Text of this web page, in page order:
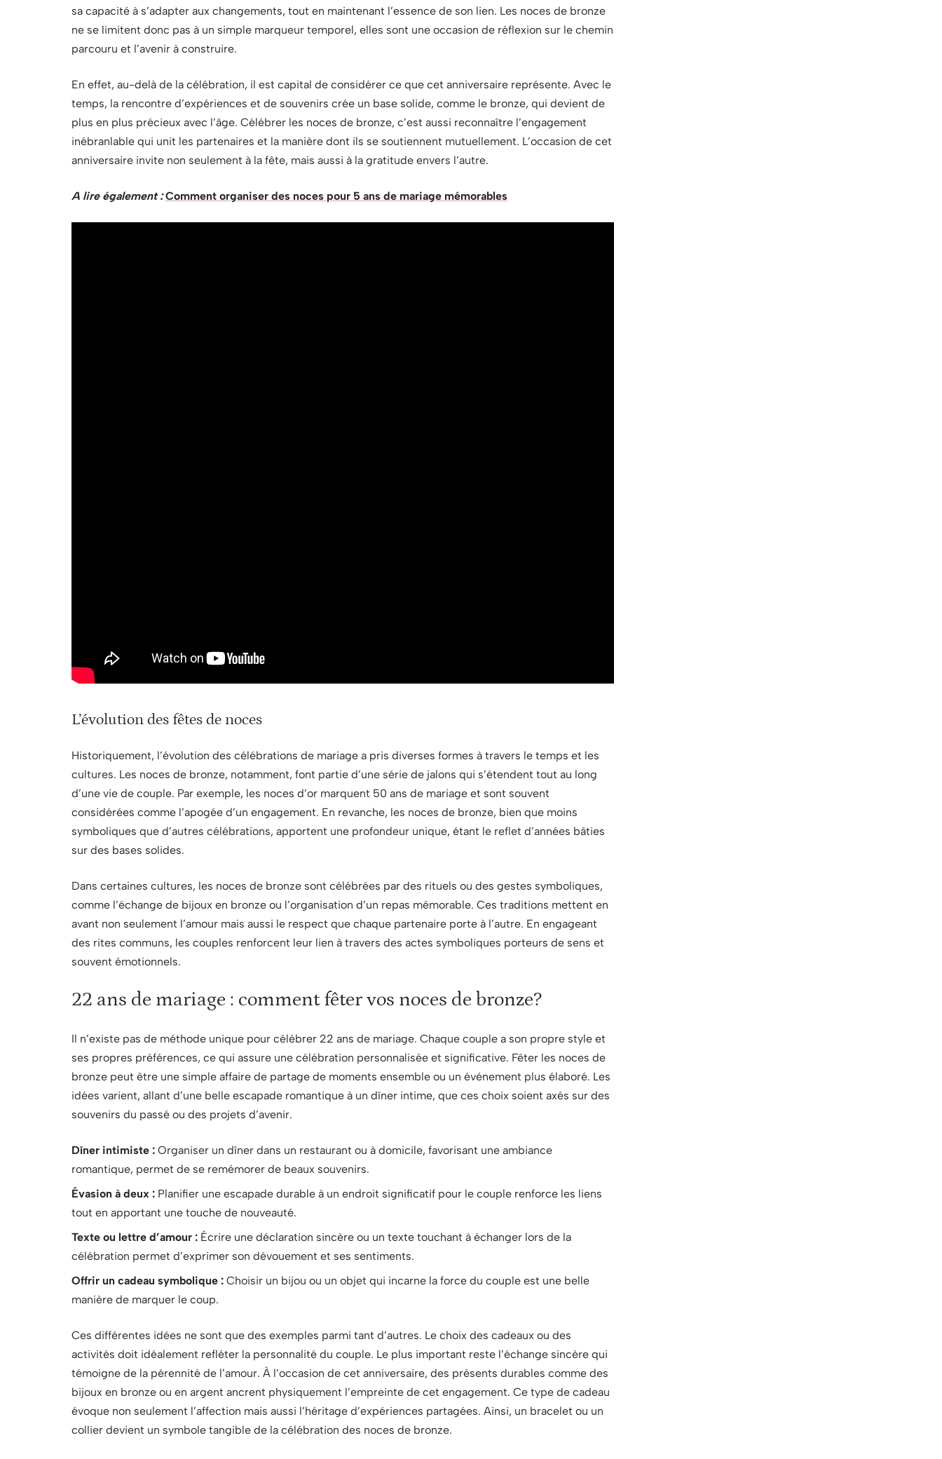
sa capacité à s’adapter aux changements, tout en maintenant l’essence de son lien. Les noces de bronze
ne se limitent donc pas à un simple marqueur temporel, elles sont une occasion de réflexion sur le chemin
parcouru et l’avenir à construire.
En effet, au-delà de la célébration, il est capital de considérer ce que cet anniversaire représente. Avec le
temps, la rencontre d’expériences et de souvenirs crée un base solide, comme le bronze, qui devient de
plus en plus précieux avec l’âge. Célébrer les noces de bronze, c’est aussi reconnaître l’engagement
inébranlable qui unit les partenaires et la manière dont ils se soutiennent mutuellement. L’occasion de cet
anniversaire invite non seulement à la fête, mais aussi à la gratitude envers l’autre.
A lire également : Comment organiser des noces pour 5 ans de mariage mémorables
L’évolution des fêtes de noces
Historiquement, l’évolution des célébrations de mariage a pris diverses formes à travers le temps et les
cultures. Les noces de bronze, notamment, font partie d’une série de jalons qui s’étendent tout au long
d’une vie de couple. Par exemple, les noces d’or marquent 50 ans de mariage et sont souvent
considérées comme l’apogée d’un engagement. En revanche, les noces de bronze, bien que moins
symboliques que d’autres célébrations, apportent une profondeur unique, étant le reflet d’années bâties
sur des bases solides.
Dans certaines cultures, les noces de bronze sont célébrées par des rituels ou des gestes symboliques,
comme l’échange de bijoux en bronze ou l’organisation d’un repas mémorable. Ces traditions mettent en
avant non seulement l’amour mais aussi le respect que chaque partenaire porte à l’autre. En engageant
des rites communs, les couples renforcent leur lien à travers des actes symboliques porteurs de sens et
souvent émotionnels.
22 ans de mariage : comment fêter vos noces de bronze?
Il n’existe pas de méthode unique pour célébrer 22 ans de mariage. Chaque couple a son propre style et
ses propres préférences, ce qui assure une célébration personnalisée et significative. Fêter les noces de
bronze peut être une simple affaire de partage de moments ensemble ou un événement plus élaboré. Les
idées varient, allant d’une belle escapade romantique à un dîner intime, que ces choix soient axés sur des
souvenirs du passé ou des projets d’avenir.
Dîner intimiste : Organiser un dîner dans un restaurant ou à domicile, favorisant une ambiance
romantique, permet de se remémorer de beaux souvenirs.
Évasion à deux : Planifier une escapade durable à un endroit significatif pour le couple renforce les liens
tout en apportant une touche de nouveauté.
Texte ou lettre d’amour : Écrire une déclaration sincère ou un texte touchant à échanger lors de la
célébration permet d’exprimer son dévouement et ses sentiments.
Offrir un cadeau symbolique : Choisir un bijou ou un objet qui incarne la force du couple est une belle
manière de marquer le coup.
Ces différentes idées ne sont que des exemples parmi tant d’autres. Le choix des cadeaux ou des
activités doit idéalement refléter la personnalité du couple. Le plus important reste l’échange sincère qui
témoigne de la pérennité de l’amour. À l’occasion de cet anniversaire, des présents durables comme des
bijoux en bronze ou en argent ancrent physiquement l’empreinte de cet engagement. Ce type de cadeau
évoque non seulement l’affection mais aussi l’héritage d’expériences partagées. Ainsi, un bracelet ou un
collier devient un symbole tangible de la célébration des noces de bronze.